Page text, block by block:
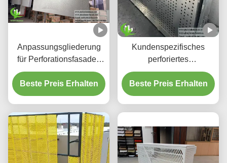
Anpassungsgliederung
für Perforationsfasaden
aus Aluminium und
Bildschirmplatten
Beste Preis Erhalten
Kundenspezifisches
perforiertes
hinterleuchtetes
Aluminium-
Deckensystem mit
Laser-geschnittenen
Mustern
Beste Preis Erhalten